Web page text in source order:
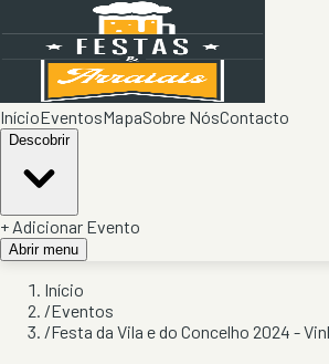
InícioEventosMapaSobre NósContacto
Descobrir
+ Adicionar Evento
Abrir menu
Início
/Eventos
/Festa da Vila e do Concelho 2024 -